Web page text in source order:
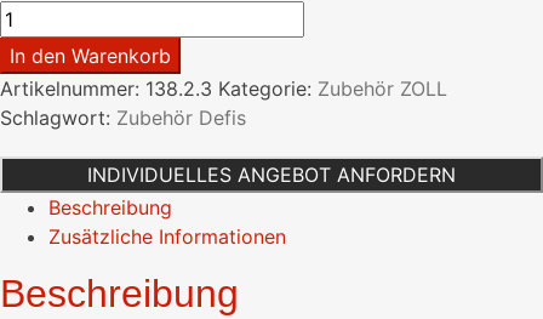
ZOLL
PlusTrac
1
Menge
In den Warenkorb
Artikelnummer: 138.2.3 Kategorie: Zubehör ZOLL
Schlagwort: Zubehör Defis
INDIVIDUELLES ANGEBOT ANFORDERN
Beschreibung
Zusätzliche Informationen
Beschreibung